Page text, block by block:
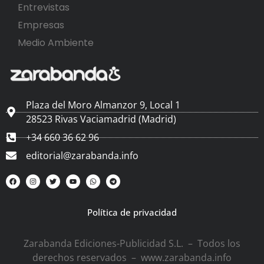
Entrevistas
Empresas
Medio Ambiente
Plaza del Moro Almanzor 9, Local 1
28523 Rivas Vaciamadrid (Madrid)
+34 660 36 62 96
editorial@zarabanda.info
Política de privacidad
Zarabanda Ediciones-Publicidad S.L. – Todos los
derechos reservados – www.zarabanda.info